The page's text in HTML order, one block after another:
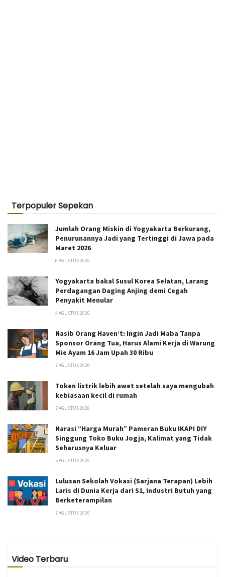
Terpopuler Sepekan
Jumlah Orang Miskin di Yogyakarta Berkurang,
Penurunannya Jadi yang Tertinggi di Jawa pada
Maret 2026
6 AGUSTUS 2026
Yogyakarta bakal Susul Korea Selatan, Larang
Perdagangan Daging Anjing demi Cegah
Penyakit Menular
4 AGUSTUS 2026
Nasib Orang Haven’t: Ingin Jadi Maba Tanpa
Sponsor Orang Tua, Harus Alami Kerja di Warung
Mie Ayam 16 Jam Upah 30 Ribu
7 AGUSTUS 2026
Token listrik lebih awet setelah saya mengubah
kebiasaan kecil di rumah
7 AGUSTUS 2026
Narasi “Harga Murah” Pameran Buku IKAPI DIY
Singgung Toko Buku Jogja, Kalimat yang Tidak
Seharusnya Keluar
5 AGUSTUS 2026
Lulusan Sekolah Vokasi (Sarjana Terapan) Lebih
Laris di Dunia Kerja dari S1, Industri Butuh yang
Berketerampilan
7 AGUSTUS 2026
Video Terbaru